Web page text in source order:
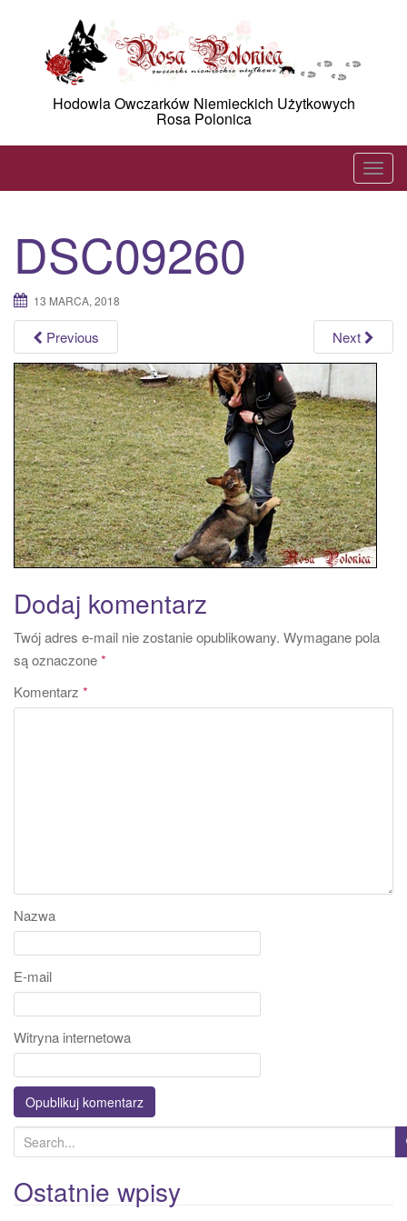
Hodowla Owczarków Niemieckich Użytkowych
Rosa Polonica
T
o
v
g
a
t
i
o
n
DSC09260
13 MARCA, 2018
Previous Next
Dodaj komentarz
Twój adres e-mail nie zostanie opublikowany. Wymagane pola
są oznaczone*
Komentarz *
Nazwa
E-mail
Witryna internetowa
e
a
r
Ostatnie wpisy